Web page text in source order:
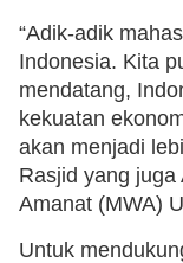
“Adik-adik
Indonesia. Kita
mendatang,
kekuatan
akan menjadi
Rasjid yang juga
Amanat (MWA)
Untuk